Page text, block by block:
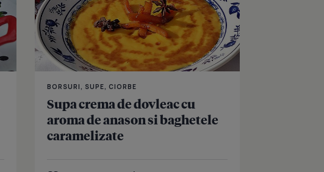
BORSURI, SUPE, CIORBE
Supa crema de dovleac cu
aroma de anason si baghetele
caramelizate